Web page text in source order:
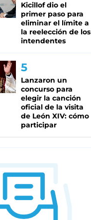
Kicillof dio el
primer paso para
eliminar el límite a
la reelección de los
intendentes
Lanzaron un
concurso para
elegir la canción
oficial de la visita
de León XIV: cómo
participar